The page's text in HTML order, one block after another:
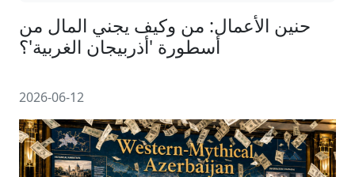
الأعمال: من وكيف يجني المال من
أسطورة 'أذربيجان الغربية'؟
2026-06-12